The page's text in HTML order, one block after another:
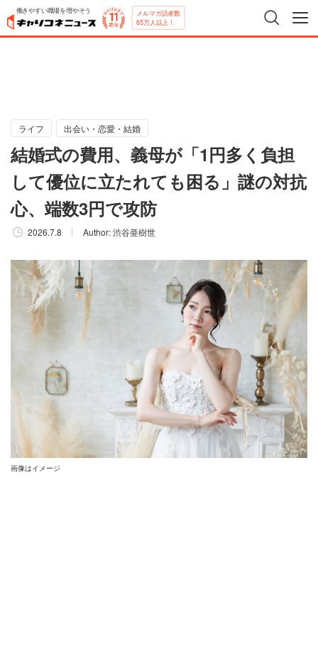
働きやすい職場を増やそう メルマガ読者数
65万人以上！
ライフ 出会い・恋愛・結婚
結婚式の費用、義母が「1円多く負担
して優位に立たれても困る」謎の対抗
心、端数3円で攻防
2026.7.8 Author:渋谷亜樹世
画像はイメージ